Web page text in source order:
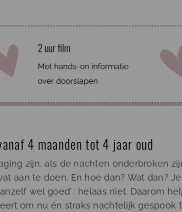
4 maanden tot 4 jaar oud
zijn, als de nachten onderbroken
aan te doen. En hoe dan? Wat dan?
wel goed’ : helaas niet.
om nu én straks nachtelijk gespook